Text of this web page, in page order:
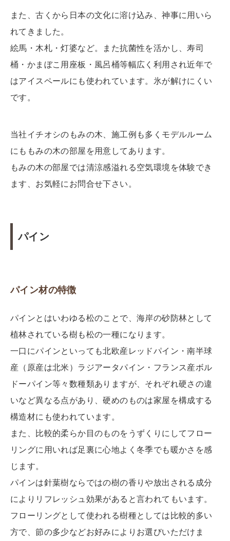
また、古くから日本の文化に溶け込み、神事に用いら
れてきました。
絵馬・木札・灯婆など。また抗菌性を活かし、寿司
桶・かまぼこ用座板・風呂桶等幅広く利用され近年で
はアイスペールにも使われています。氷が解けにくい
です。
当社イチオシのもみの木、施工例も多くモデルルーム
にももみの木の部屋を用意してあります。
もみの木の部屋では清涼感溢れる空気環境を体験でき
ます、お気軽にお問合せ下さい。
パイン
パイン材の特徴
パインとはいわゆる松のことで、海岸の砂防林として
植林されている樹も松の一種になります。
一口にパインといっても北欧産レッドパイン・南半球
産（原産は北米）ラジアータパイン・フランス産ボル
ドーパイン等々数種類ありますが、それぞれ硬さの違
いなど異なる点があり、硬めのものは家屋を構成する
構造材にも使われています。
また、比較的柔らか目のものをうずくりにしてフロー
リングに用いれば足裏に心地よく冬季でも暖かさを感
じます。
パインは針葉樹ならではの樹の香りや放出される成分
によりリフレッシュ効果があると言われてもいます。
フローリングとして使われる樹種としては比較的多い
方で、節の多少などお好みによりお選びいただけま